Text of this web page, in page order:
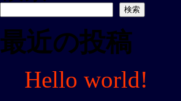
検索
最近の投稿
Hello world!